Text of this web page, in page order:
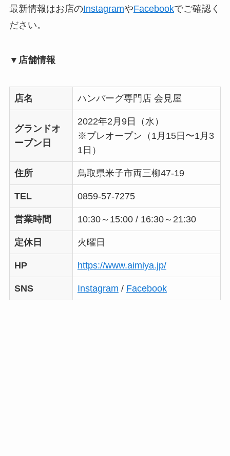
最新情報はお店のInstagramやFacebookでご確認く
ださい。
▼店舗情報
店名 ハンバーグ専門店 会見屋
グランドオ
ープン日
2022年2月9日（水）
※プレオープン（1月15日〜1月3
1日）
住所 鳥取県米子市両三柳47-19
TEL 0859-57-7275
営業時間 10:30～15:00 / 16:30～21:30
定休日 火曜日
HP https://www.aimiya.jp/
SNS Instagram / Facebook